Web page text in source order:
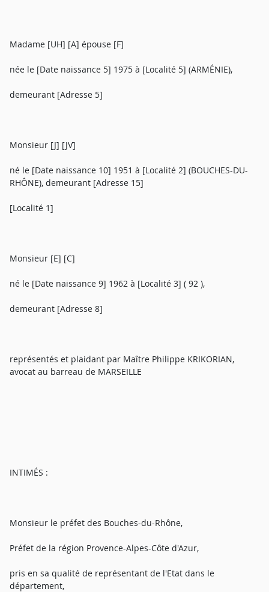
Madame [UH] [A] épouse [F]
née le [Date naissance 5] 1975 à [Localité 5] (ARMÉNIE),
demeurant [Adresse 5]
Monsieur [J] [JV]
né le [Date naissance 10] 1951 à [Localité 2] (BOUCHES-DU-
RHÔNE), demeurant [Adresse 15]
[Localité 1]
Monsieur [E] [C]
né le [Date naissance 9] 1962 à [Localité 3] ( 92 ),
demeurant [Adresse 8]
représentés et plaidant par Maître Philippe KRIKORIAN,
avocat au barreau de MARSEILLE
INTIMÉS :
Monsieur le préfet des Bouches-du-Rhône,
Préfet de la région Provence-Alpes-Côte d'Azur,
pris en sa qualité de représentant de l'Etat dans le
département,